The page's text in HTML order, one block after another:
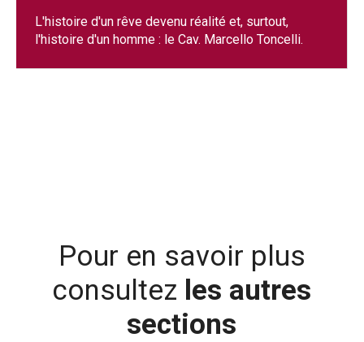
L'histoire d'un rêve devenu réalité et, surtout,
l'histoire d'un homme : le Cav. Marcello Toncelli.
Pour en savoir plus
consultez les autres
sections